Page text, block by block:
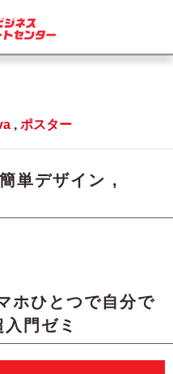
, ポスター
簡単デザイン ,
ホひとつで自分で
門ゼミ